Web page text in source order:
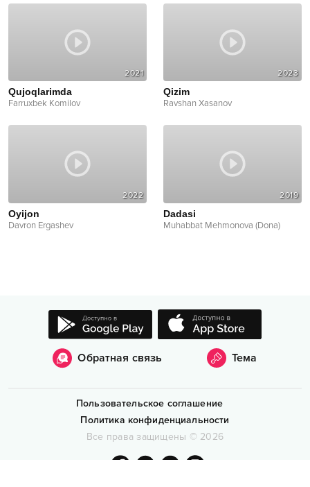
2021
Qujoqlarimda
Farruxbek Komilov
2023
Qizim
Ravshan Xasanov
2022
Oyijon
Davron Ergashev
2019
Dadasi
Muhabbat Mehmonova (Dona)
Обратная связь Тема
Пользовательское соглашение
Политика конфиденциальности
Все права защищены © 2026